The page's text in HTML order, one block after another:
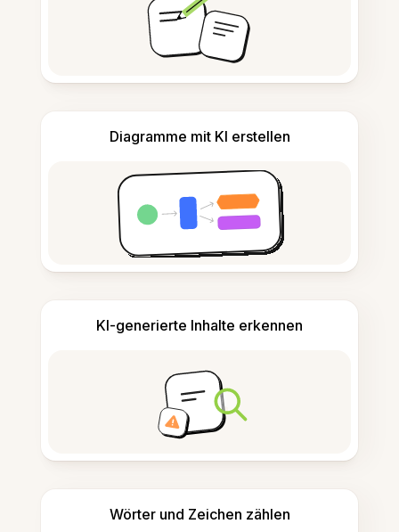
Diagramme mit KI erstellen
KI-generierte Inhalte erkennen
Wörter und Zeichen zählen